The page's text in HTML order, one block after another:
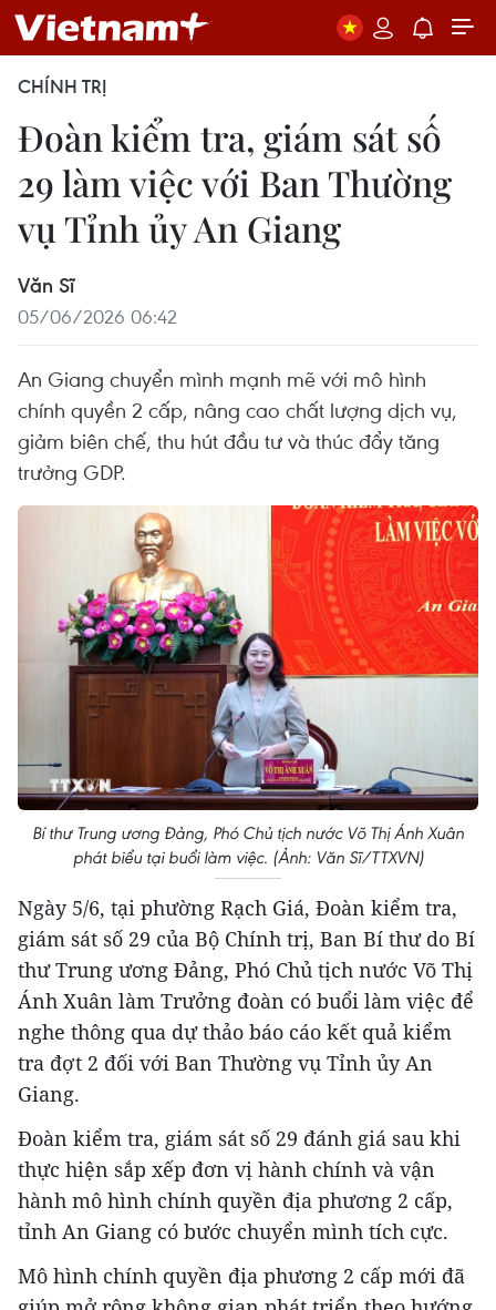
CHÍNH TRỊ
Đoàn kiểm tra, giám sát số
29 làm việc với Ban Thường
vụ Tỉnh ủy An Giang
Văn Sĩ
05/06/2026 06:42
An Giang chuyển mình mạnh mẽ với mô hình
chính quyền 2 cấp, nâng cao chất lượng dịch vụ,
giảm biên chế, thu hút đầu tư và thúc đẩy tăng
trưởng GDP.
Bí thư Trung ương Đảng, Phó Chủ tịch nước Võ Thị Ánh Xuân
phát biểu tại buổi làm việc. (Ảnh: Văn Sĩ/TTXVN)
Ngày 5/6, tại phường Rạch Giá, Đoàn kiểm tra,
giám sát số 29 của Bộ Chính trị, Ban Bí thư do Bí
thư Trung ương Đảng, Phó Chủ tịch nước Võ Thị
Ánh Xuân làm Trưởng đoàn có buổi làm việc để
nghe thông qua dự thảo báo cáo kết quả kiểm
tra đợt 2 đối với Ban Thường vụ Tỉnh ủy An
Giang.
Đoàn kiểm tra, giám sát số 29 đánh giá sau khi
thực hiện sắp xếp đơn vị hành chính và vận
hành mô hình chính quyền địa phương 2 cấp,
tỉnh An Giang có bước chuyển mình tích cực.
Mô hình chính quyền địa phương 2 cấp mới đã